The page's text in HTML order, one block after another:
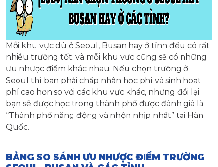
Mỗi khu vực dù ở Seoul, Busan hay ở tỉnh đều có rất
nhiều trường tốt. và mỗi khu vực cũng sẽ có những
ưu nhược điểm khác nhau. Nếu chọn trường ở
Seoul thì bạn phải chấp nhận học phí và sinh hoạt
phí cao hơn so với các khu vực khác, nhưng đổi lại
bạn sẽ được học trong thành phố được đánh giá là
“Thành phố năng động và nhộn nhịp nhất” tại Hàn
Quốc.
BẢNG SO SÁNH ƯU NHƯỢC ĐIỂM TRƯỜNG